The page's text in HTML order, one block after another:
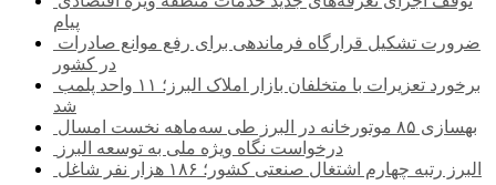
پیام
در کشور
شد
بهسازی ۸۵ موتورخانه در البرز طی سه‌ماهه نخست امسال
درخواست نگاه ویژه ملی به توسعه البرز